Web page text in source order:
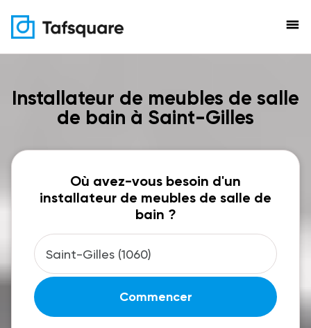
menu
Installateur de meubles de salle
de bain à Saint-Gilles
Où avez-vous besoin d'un
installateur de meubles de salle de
bain ?
Commencer